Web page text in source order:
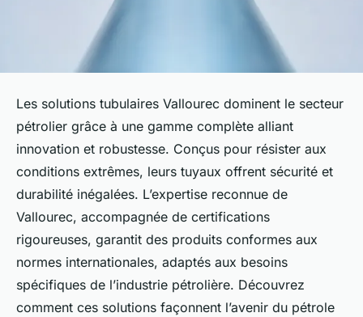
Les solutions tubulaires Vallourec dominent le secteur
pétrolier grâce à une gamme complète alliant
innovation et robustesse. Conçus pour résister aux
conditions extrêmes, leurs tuyaux offrent sécurité et
durabilité inégalées. L’expertise reconnue de
Vallourec, accompagnée de certifications
rigoureuses, garantit des produits conformes aux
normes internationales, adaptés aux besoins
spécifiques de l’industrie pétrolière. Découvrez
comment ces solutions façonnent l’avenir du pétrole